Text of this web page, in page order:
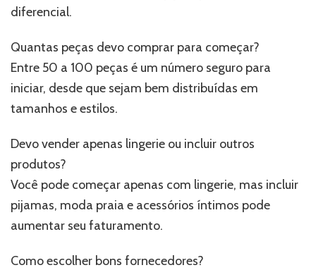
diferencial.
Quantas peças devo comprar para começar?
Entre 50 a 100 peças é um número seguro para
iniciar, desde que sejam bem distribuídas em
tamanhos e estilos.
Devo vender apenas lingerie ou incluir outros
produtos?
Você pode começar apenas com lingerie, mas incluir
pijamas, moda praia e acessórios íntimos pode
aumentar seu faturamento.
Como escolher bons fornecedores?